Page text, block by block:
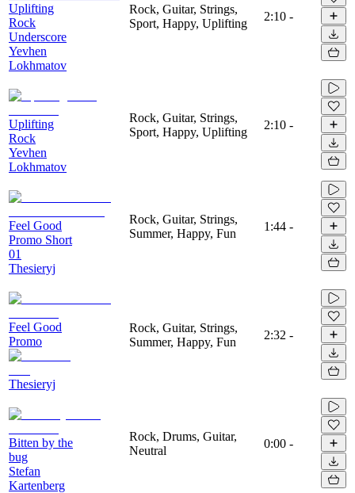
Uplifting
Rock
Underscore
Yevhen
Lokhmatov
Rock, Guitar, Strings,
Sport, Happy, Uplifting
2:10 -
Uplifting
Rock
Yevhen
Lokhmatov
Rock, Guitar, Strings,
Sport, Happy, Uplifting
2:10 -
Feel Good
Promo Short
01
Thesieryj
Rock, Guitar, Strings,
Summer, Happy, Fun
1:44 -
Feel Good
Promo
Thesieryj
Rock, Guitar, Strings,
Summer, Happy, Fun
2:32 -
Bitten by the
bug
Stefan
Kartenberg
Rock, Drums, Guitar,
Neutral
0:00 -